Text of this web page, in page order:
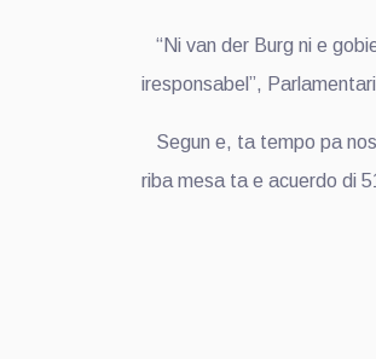
“Ni van der Burg ni e
iresponsabel”,
Segun e, ta tempo pa
riba mesa ta e acuerdo di